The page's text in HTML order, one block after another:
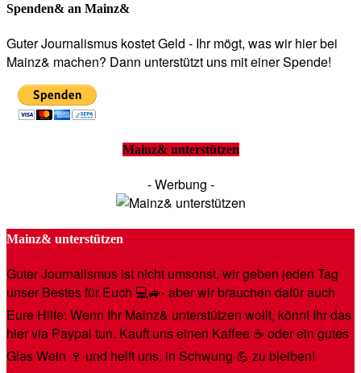
Spenden& an Mainz&
Guter Journalismus kostet Geld - Ihr mögt, was wir hier bei
Mainz& machen? Dann unterstützt uns mit einer Spende!
Mainz& unterstützen
- Werbung -
Mainz& unterstützen
Guter Journalismus ist nicht umsonst, wir geben jeden Tag
unser Bestes für Euch 💻🚙- aber wir brauchen dafür auch
Eure Hilfe: Wenn Ihr Mainz& unterstützen wollt, könnt Ihr das
hier via Paypal tun. Kauft uns einen Kaffee ☕️ oder ein gutes
Glas Wein 🍷 und helft uns, in Schwung 💪 zu bleiben!